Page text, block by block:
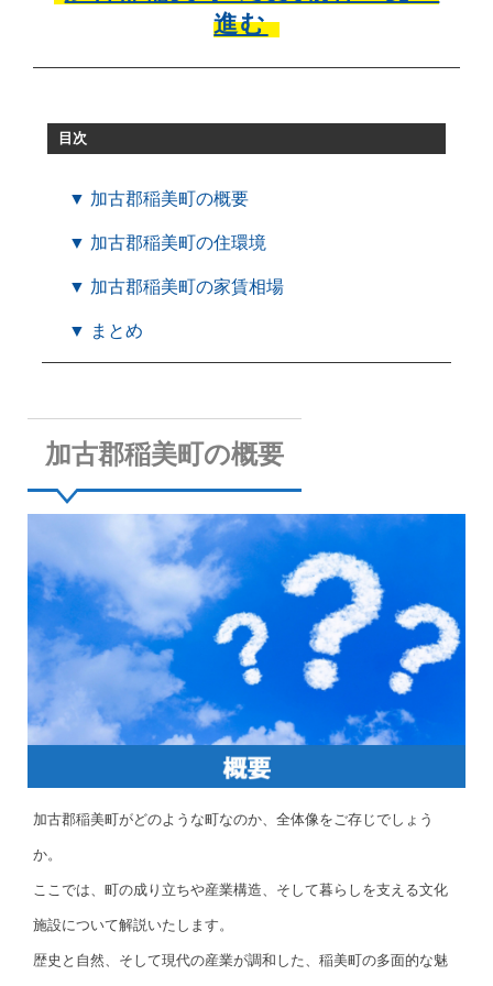
進む
目次
▼ 加古郡稲美町の概要
▼ 加古郡稲美町の住環境
▼ 加古郡稲美町の家賃相場
▼ まとめ
加古郡稲美町の概要
加古郡稲美町がどのような町なのか、全体像をご存じでしょう
か。
ここでは、町の成り立ちや産業構造、そして暮らしを支える文化
施設について解説いたします。
歴史と自然、そして現代の産業が調和した、稲美町の多面的な魅